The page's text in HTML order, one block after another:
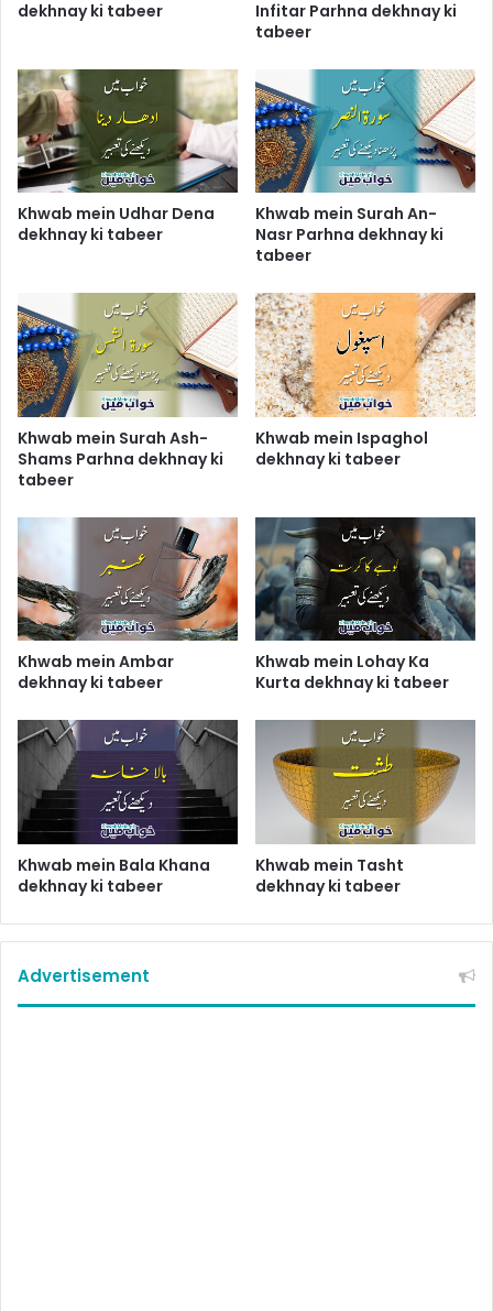
dekhnay ki tabeer
Infitar Parhna dekhnay ki
tabeer
Khwab mein Udhar Dena
dekhnay ki tabeer
Khwab mein Surah An-
Nasr Parhna dekhnay ki
tabeer
Khwab mein Surah Ash-
Shams Parhna dekhnay ki
tabeer
Khwab mein Ispaghol
dekhnay ki tabeer
Khwab mein Ambar
dekhnay ki tabeer
Khwab mein Lohay Ka
Kurta dekhnay ki tabeer
Khwab mein Bala Khana
dekhnay ki tabeer
Khwab mein Tasht
dekhnay ki tabeer
Advertisement